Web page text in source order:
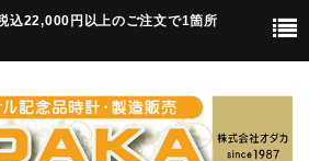
込22,000円以上のご注文で1箇所